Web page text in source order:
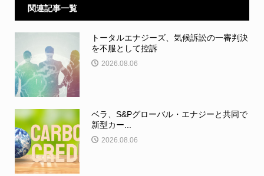
関連記事一覧
トータルエナジーズ、気候訴訟の一審判決
を不服として控訴
2026.08.06
ベラ、S&Pグローバル・エナジーと共同で
新型カー...
2026.08.06